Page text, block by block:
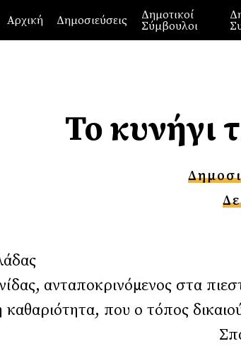
Αρχική Δημοσιεύσεις
Δημοτικοί
Σύμβουλοι
Το κυνήγι
ανταποκρινόμενος στα
καθαριότητα, που
κάδοι, κάδοι